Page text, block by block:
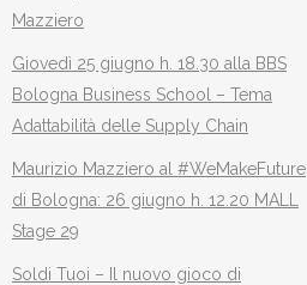
Mazziero
Giovedì 25 giugno h. 18.30 alla BBS
Bologna Business School – Tema
Adattabilità delle Supply Chain
Maurizio Mazziero al #WeMakeFuture
di Bologna: 26 giugno h. 12.20 MALL
Stage 29
Soldi Tuoi – Il nuovo gioco di